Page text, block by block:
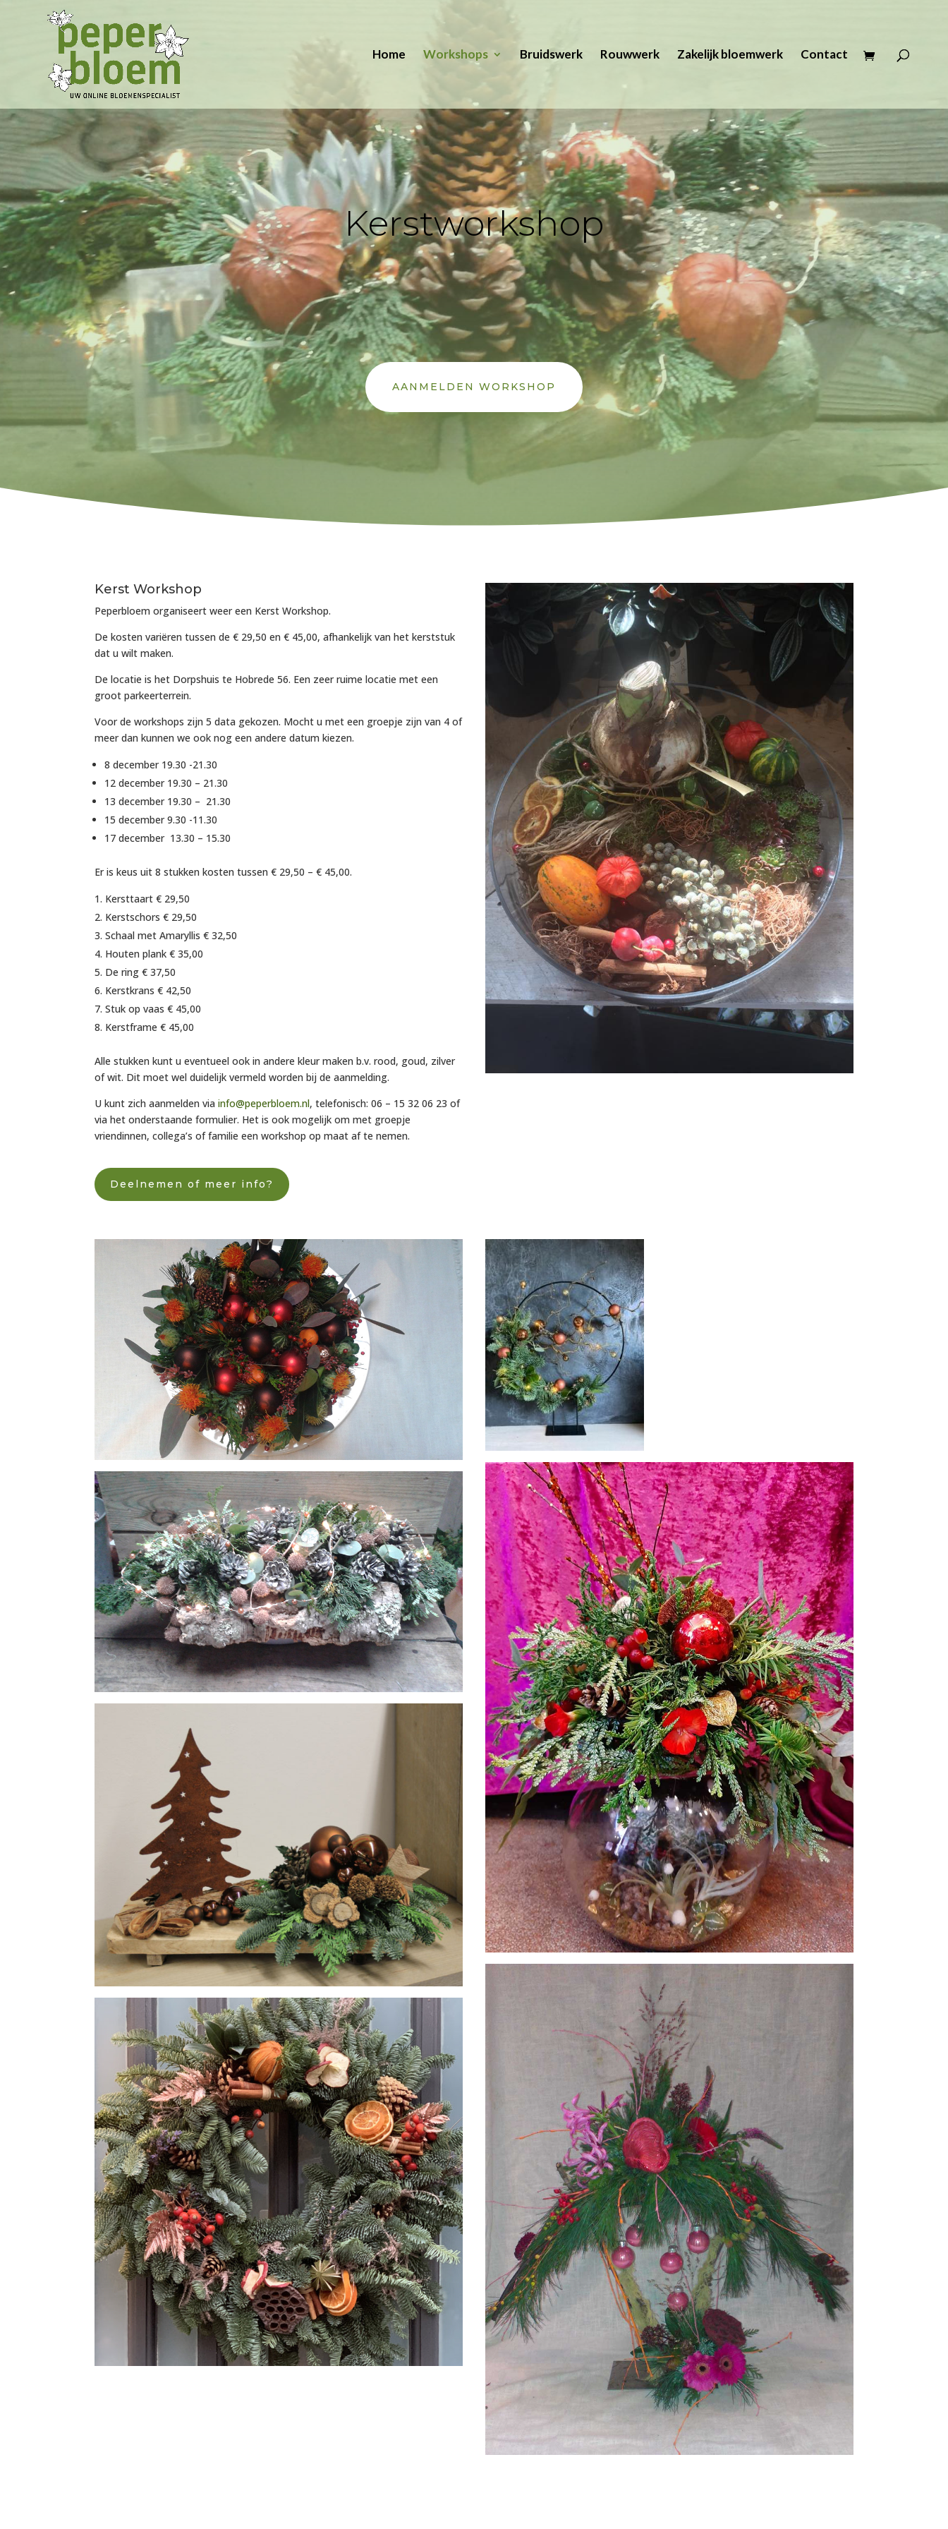
Home Workshops Bruidswerk Rouwwerk Zakelijk bloemwerk Contact
Kerstworkshop
AANMELDEN WORKSHOP
Kerst Workshop
Peperbloem organiseert weer een Kerst Workshop.
De kosten variëren tussen de € 29,50 en € 45,00, afhankelijk van het kerststuk
dat u wilt maken.
De locatie is het Dorpshuis te Hobrede 56. Een zeer ruime locatie met een
groot parkeerterrein.
Voor de workshops zijn 5 data gekozen. Mocht u met een groepje zijn van 4 of
meer dan kunnen we ook nog een andere datum kiezen.
8 december 19.30 -21.30
12 december 19.30 – 21.30
13 december 19.30 – 21.30
15 december 9.30 -11.30
17 december 13.30 – 15.30
Er is keus uit 8 stukken kosten tussen € 29,50 – € 45,00.
Kersttaart € 29,50
Kerstschors € 29,50
Schaal met Amaryllis € 32,50
Houten plank € 35,00
De ring € 37,50
Kerstkrans € 42,50
Stuk op vaas € 45,00
Kerstframe € 45,00
Alle stukken kunt u eventueel ook in andere kleur maken b.v. rood, goud, zilver
of wit. Dit moet wel duidelijk vermeld worden bij de aanmelding.
U kunt zich aanmelden viainfo@peperbloem.nl, telefonisch: 06 – 15 32 06 23 of
via het onderstaande formulier. Het is ook mogelijk om met groepje
vriendinnen, collega’s of familie een workshop op maat af te nemen.
Deelnemen of meer info?